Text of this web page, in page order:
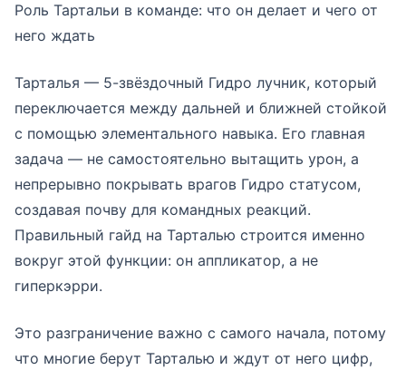
Роль Тартальи в команде: что он делает и чего от
него ждать
Тарталья — 5-звёздочный Гидро лучник, который
переключается между дальней и ближней стойкой
с помощью элементального навыка. Его главная
задача — не самостоятельно вытащить урон, а
непрерывно покрывать врагов Гидро статусом,
создавая почву для командных реакций.
Правильный гайд на Тарталью строится именно
вокруг этой функции: он аппликатор, а не
гиперкэрри.
Это разграничение важно с самого начала, потому
что многие берут Тарталью и ждут от него цифр,